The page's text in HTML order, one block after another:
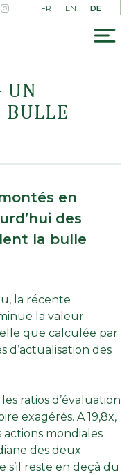
Instagram
FR EN DE
UN
BULLE
en
des
la bulle
la récente
la valeur
que calculée par
d’actualisation des
ratios d’évaluation
exagérés. A 19,8x,
mondiales
des deux
s’il reste en deçà du